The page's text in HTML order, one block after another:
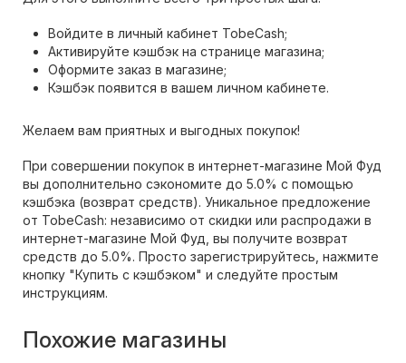
Войдите в личный кабинет TobeCash;
Активируйте кэшбэк на странице магазина;
Оформите заказ в магазине;
Кэшбэк появится в вашем личном кабинете.
Желаем вам приятных и выгодных покупок!
При совершении покупок в интернет-магазине Мой Фуд
вы дополнительно сэкономите до 5.0% с помощью
кэшбэка (возврат средств). Уникальное предложение
от TobeCash: независимо от скидки или распродажи в
интернет-магазине Мой Фуд, вы получите возврат
средств до 5.0%. Просто зарегистрируйтесь, нажмите
кнопку "Купить с кэшбэком" и следуйте простым
инструкциям.
Похожие магазины